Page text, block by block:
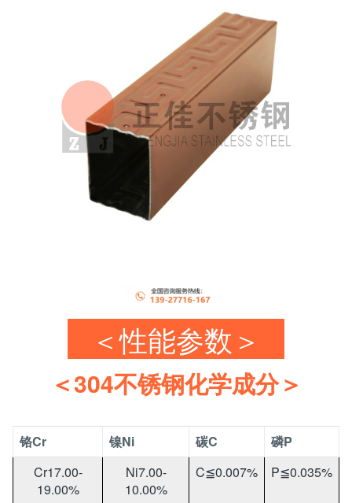
＜性能参数＞
＜304不锈钢化学成分＞
铬Cr 镍Ni 碳C
磷P
Cr17.00-
19.00%
Ni7.00-
10.00%
C≦0.007% P≦0.035%